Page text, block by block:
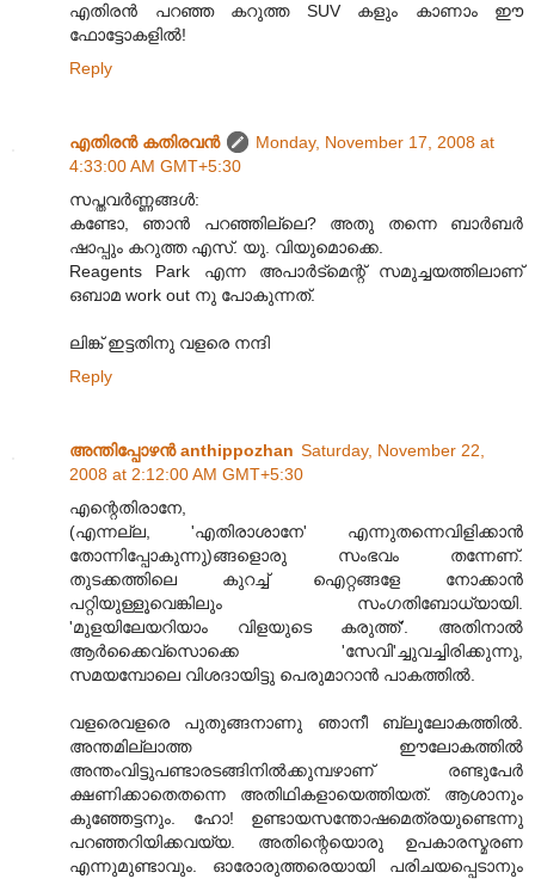
എതിരന്‍ പറഞ്ഞ കറുത്ത SUV കളും കാണാം ഈ
ഫോട്ടോകളില്‍!
Reply
എതിരന്‍ കതിരവന്‍
Monday, November 17, 2008 at
4:33:00 AM GMT+5:30
സപ്തവര്‍ണ്ണങ്ങള്‍:
കണ്ടോ, ഞാന്‍ പറഞ്ഞില്ലെ? അതു തന്നെ ബാര്‍ബര്‍
ഷാപ്പും കറുത്ത എസ്. യു. വിയുമൊക്കെ.
Reagents Park എന്ന അപാര്‍ട്മെന്റ് സമുച്ചയത്തിലാണ്
ഒബാമ work out നു പോകുന്നത്.
ലിങ്ക് ഇട്ടതിനു വളരെ നന്ദി
Reply
അന്തിപ്പോഴൻ anthippozhan Saturday, November 22,
2008 at 2:12:00 AM GMT+5:30
എന്റെതിരാനേ,
(എന്നല്ല, 'എതിരാശാനേ' എന്നുതന്നെവിളിക്കാൻ
തോന്നിപ്പോകുന്നു)ങ്ങളൊരു സംഭവം തന്നേണ്‌.
തുടക്കത്തിലെ കുറച്ച്‌ ഐറ്റങ്ങളേ നോക്കാൻ
പറ്റിയുള്ളൂവെങ്കിലും സംഗതിബോധ്യായി.
'മുളയിലേയറിയാം വിളയുടെ കരുത്ത്‌'. അതിനാൽ
ആർക്കൈവ്സൊക്കെ 'സേവി'ച്ചുവച്ചിരിക്കുന്നു,
സമയമ്പോലെ വിശദായിട്ടു പെരുമാറാൻ പാകത്തിൽ.
വളരെവളരെ പുതുങ്ങനാണു ഞാനീ ബ്ലൂലോകത്തിൽ.
അന്തമില്ലാത്ത ഈലോകത്തിൽ
അന്തംവിട്ടുപണ്ടാരടങ്ങിനിൽക്കുമ്പഴാണ്‌ രണ്ടുപേർ
ക്ഷണിക്കാതെതന്നെ അതിഥികളായെത്തിയത്‌. ആശാനും
കുഞ്ഞേട്ടനും. ഹോ! ഉണ്ടായസന്തോഷമെത്രയുണ്ടെന്നു
പറഞ്ഞറിയിക്കവയ്യ. അതിന്റെയൊരു ഉപകാരസ്മരണ
എന്നുമുണ്ടാവും. ഓരോരുത്തരെയായി പരിചയപ്പെടാനും